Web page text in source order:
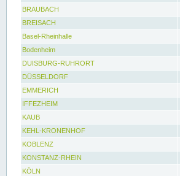
BRAUBACH
BREISACH
Basel-Rheinhalle
Bodenheim
DUISBURG-RUHRORT
DÜSSELDORF
EMMERICH
IFFEZHEIM
KAUB
KEHL-KRONENHOF
KOBLENZ
KONSTANZ-RHEIN
KÖLN